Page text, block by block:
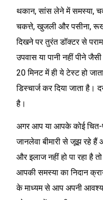
थकान, सांस लेने में समस्या,
चकत्ते, खुजली और पसीना,
दिखने पर तुरंत डॉक्टर से
उपवास या पानी नहीं पीने
20 मिनट में ही ये टेस्ट हो
डिस्चार्ज कर दिया जाता
है।
अगर आप या आपके कोई चित-
जानलेवा बीमारी से जूझ रहे
और इलाज नहीं हो पा रहा है
आपकी समस्या का निदान
के माध्यम से आप अपनी